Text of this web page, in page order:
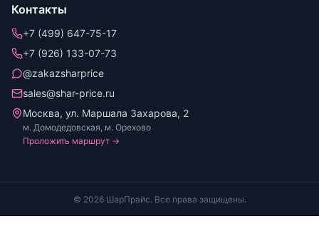
Контакты
+7 (499) 647-75-17
+7 (926) 133-07-73
@zakazsharprice
sales@shar-price.ru
Москва, ул. Маршала Захарова, 2
м. Домодедовская, м. Орехово
Проложить маршрут →
© 2026 ШарПрайс. Все права защищены.